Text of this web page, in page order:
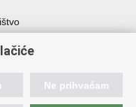
Ne prihvaćam